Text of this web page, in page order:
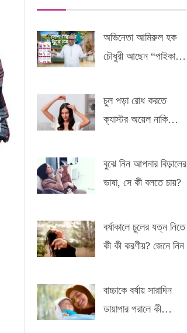
অভিনেতা আমিরুল হক
চৌধুরী আছেন “পাইকারী”
চুল পড়া রোধ করতে
ক্যাস্টর অয়েল নাকি
বুঝে নিন আপনার বিড়ালের
ভাষা, সে কী বলতে চায়?
বর্ষাকালে চুলের যত্ন নিতে
কী কী করণীয়? জেনে নিন
বাচ্চাকে বর্ষায় সারাদিন
ডায়াপার পরালে কী